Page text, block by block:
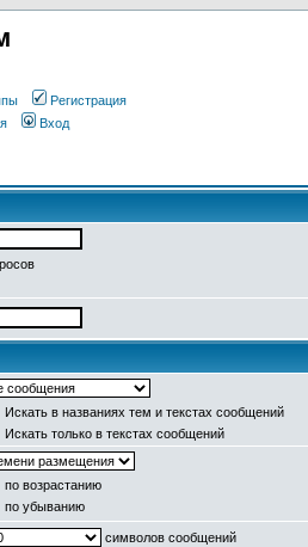
Регистрация
Вход
Искать в названиях тем и текстах сообщений
Искать только в текстах сообщений
по возрастанию
по убыванию
символов сообщений